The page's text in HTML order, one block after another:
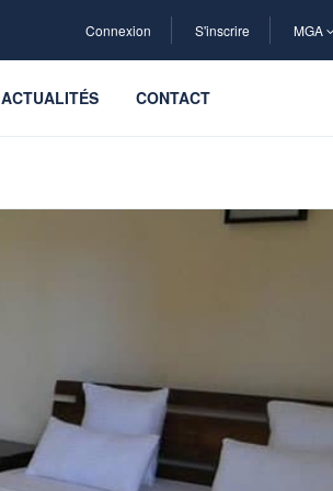
Connexion S'inscrire MGA
ACTUALITÉS CONTACT